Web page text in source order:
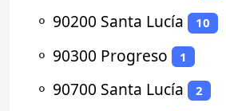
⚬ 90200 Santa Lucía 10
⚬ 90300 Progreso 1
⚬ 90700 Santa Lucía 2